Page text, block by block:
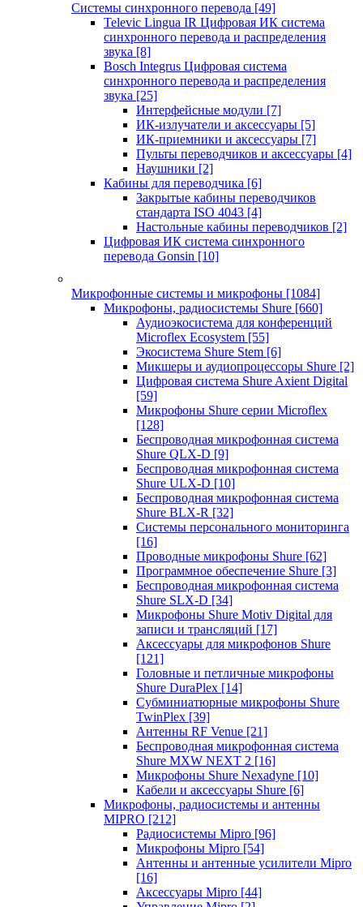
Системы синхронного перевода [49]
Televic Lingua IR Цифровая ИК система
синхронного перевода и распределения
звука [8]
Bosch Integrus Цифровая система
синхронного перевода и распределения
звука [25]
Интерфейсные модули [7]
ИК-излучатели и аксессуары [5]
ИК-приемники и аксессуары [7]
Пульты переводчиков и аксессуары [4]
Наушники [2]
Кабины для переводчика [6]
Закрытые кабины переводчиков
стандарта ISO 4043 [4]
Настольные кабины переводчиков [2]
Цифровая ИК система синхронного
перевода Gonsin [10]
Микрофонные системы и микрофоны [1084]
Микрофоны, радиосистемы Shure [660]
Аудиоэкосистема для конференций
Microflex Ecosystem [55]
Экосистема Shure Stem [6]
Микшеры и аудиопроцессоры Shure [2]
Цифровая система Shure Axient Digital
[59]
Микрофоны Shure серии Microflex
[128]
Беспроводная микрофонная система
Shure QLX-D [9]
Беспроводная микрофонная система
Shure ULX-D [10]
Беспроводная микрофонная система
Shure BLX-R [32]
Системы персонального мониторинга
[16]
Проводные микрофоны Shure [62]
Программное обеспечение Shure [3]
Беспроводная микрофонная система
Shure SLX-D [34]
Микрофоны Shure Motiv Digital для
записи и трансляций [17]
Аксессуары для микрофонов Shure
[121]
Головные и петличные микрофоны
Shure DuraPlex [14]
Субминиатюрные микрофоны Shure
TwinPlex [39]
Антенны RF Venue [21]
Беспроводная микрофонная система
Shure MXW NEXT 2 [16]
Микрофоны Shure Nexadyne [10]
Кабели и аксессуары Shure [6]
Микрофоны, радиосистемы и антенны
MIPRO [212]
Радиосистемы Mipro [96]
Микрофоны Mipro [54]
Антенны и антенные усилители Mipro
[16]
Аксессуары Mipro [44]